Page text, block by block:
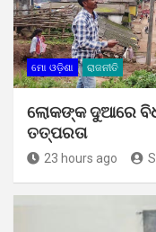
ମୋ ଓଡ଼ିଶା ରାଜନୀତି
ଲୋକଙ୍କ ଦୁଆରେ
ତତ୍ପରତା
23 hours ago